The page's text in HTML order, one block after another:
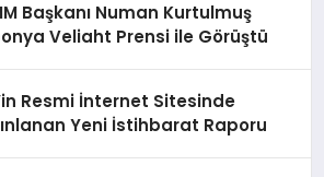
Başkanı Numan Kurtulmuş
Veliaht Prensi ile Görüştü
Resmi İnternet Sitesinde
Yeni İstihbarat Raporu